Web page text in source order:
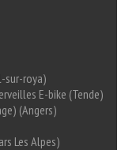
sur-roya)
E-bike (Tende)
(Angers)
Les Alpes)